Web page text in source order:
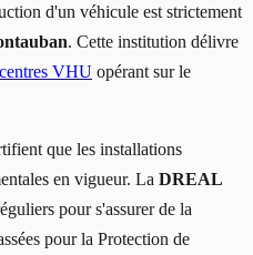
d'un véhicule est strictement
. Cette institution délivre
centres VHU opérant sur le
que les installations
en vigueur. La DREAL
pour s'assurer de la
pour la Protection de